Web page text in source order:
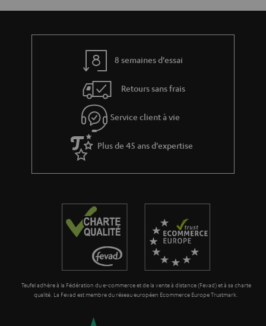
8 semaines d'essai
Retours sans frais
Service client à vie
Plus de 45 ans d'expertise
Teufel adhère à la Fédération du e-commerce et de la vente à distance (Fevad) et à sa charte
qualité. La Fevad est membre du réseau européen Ecommerce Europe Trustmark.